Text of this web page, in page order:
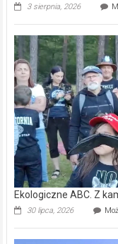
3 sierpnia, 2026
Ekologiczne ABC. Z
30 lipca, 2026